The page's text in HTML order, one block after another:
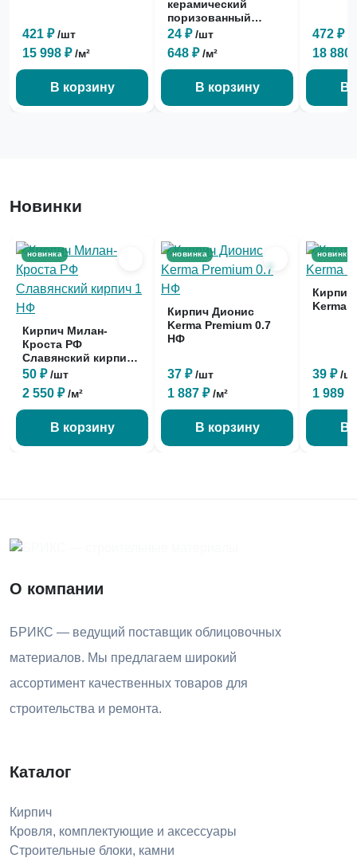
421 ₽/шт
15 998 ₽/м²
В корзину
керамический
поризованный
Римкер 2,1 НФ
24 ₽/шт
648 ₽/м²
В корзину
472 ₽
18 880
В
Новинки
Кирпич Милан-
Кроста РФ
Славянский кирпич
1 НФ
50 ₽/шт
2 550 ₽/м²
новинка
В корзину
Кирпич Дионис
Kerma Premium 0.7
НФ
37 ₽/шт
1 887 ₽/м²
новинка
В корзину
Kerma
39 ₽/
1 989 ₽
новинка
В
О компании
БРИКС — ведущий поставщик облицовочных
материалов. Мы предлагаем широкий
ассортимент качественных товаров для
строительства и ремонта.
Каталог
Кирпич
Кровля, комплектующие и аксессуары
Строительные блоки, камни